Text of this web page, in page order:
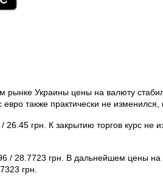
рынке Украины цены на валюту
также практически не изменился,
грн. К закрытию торгов курс не
/ 28.7723 грн. В дальнейшем цены на
грн.